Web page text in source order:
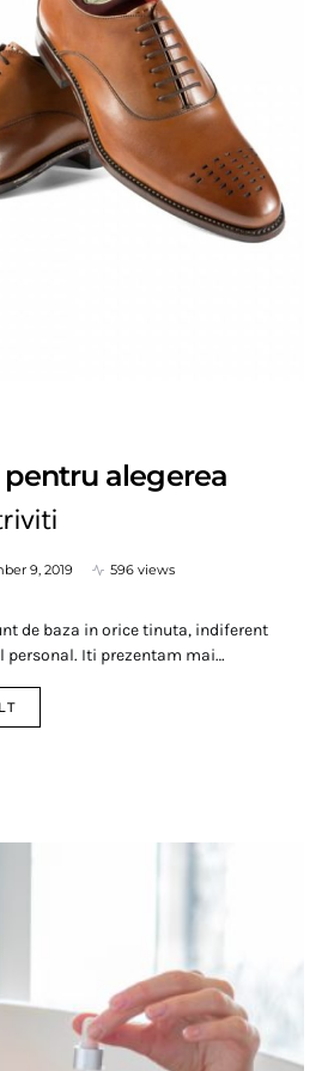
alegerea
9, 2019
596 views
de baza in orice tinuta, indiferent
personal. Iti prezentam mai…